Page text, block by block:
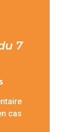
7
cas